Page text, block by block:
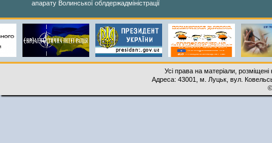
апарату Волинської облдержадміністрації
Усі права на матеріали,
Адреса: 43001, м. Луцьк, вул.